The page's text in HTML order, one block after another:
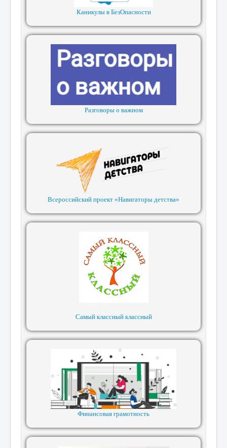
Каникулы в БезОпасности
Разговоры о важном
Всероссийский проект «Навигаторы детства»
Самый классный классный
Финансовая грамотность